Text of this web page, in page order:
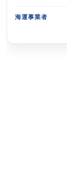
海運事業者